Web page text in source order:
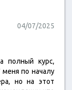
04/07/2025
полный курс,
по началу
но на этот